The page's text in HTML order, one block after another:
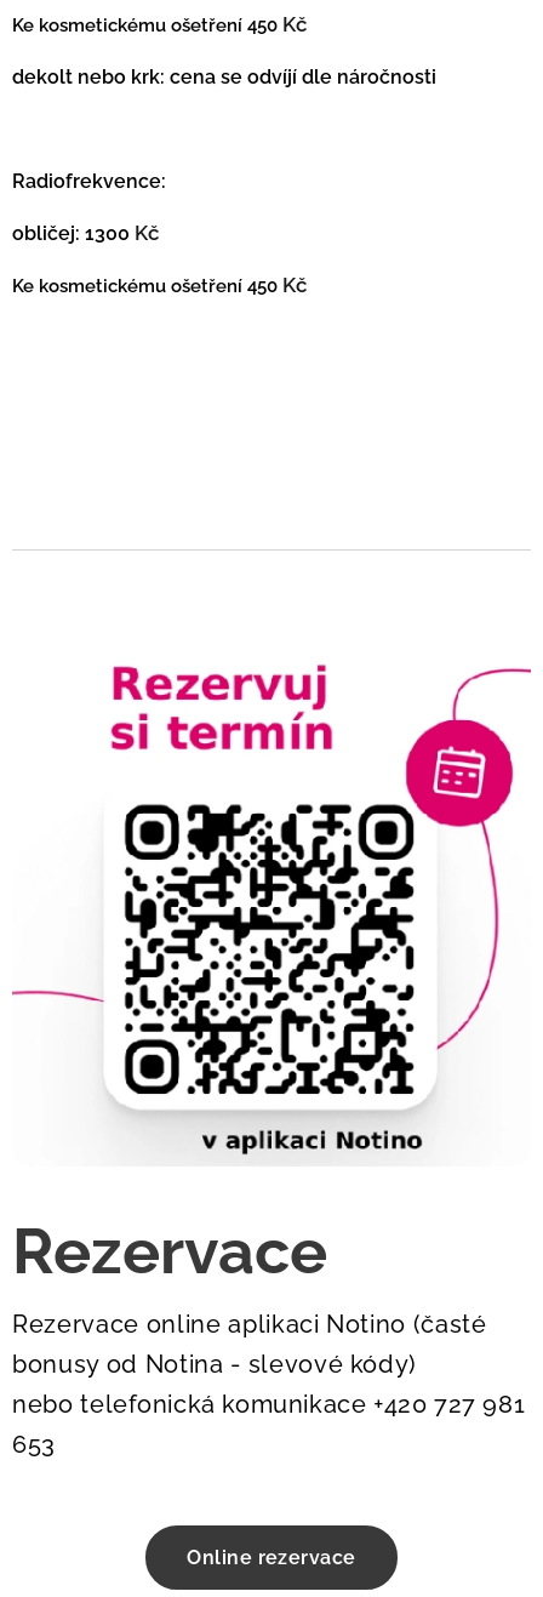
Ke kosmetickému ošetření 450 Kč
dekolt nebo krk: cena se odvíjí dle náročnosti
Radiofrekvence:
obličej: 1300 Kč
Ke kosmetickému ošetření 450 Kč
Rezervace
Rezervace online aplikaci Notino (časté
bonusy od Notina - slevové kódy)
nebotelefonická komunikace +420 727 981
653
Online rezervace